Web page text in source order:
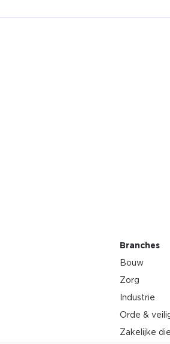
Branches
Bouw
Zorg
Industrie
Orde &
Zakelijke